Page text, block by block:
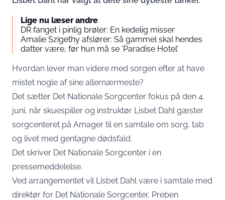
Lige nu læser andre
DR fanget i pinlig brøler: En kedelig misser
Amalie Szigethy afslører: Så gammel skal hendes
datter være, før hun må se ‘Paradise Hotel’
Hvordan lever man videre med sorgen efter at have
mistet nogle af sine allernærmeste?
Det sætter Det Nationale Sorgcenter fokus på den 4.
juni, når skuespiller og instruktør Lisbet Dahl gæster
sorgcenteret på Amager til en samtale om sorg, tab
og livet med gentagne dødsfald.
Det skriver Det Nationale Sorgcenter i en
pressemeddelelse.
Ved arrangementet vil Lisbet Dahl være i samtale med
direktør for Det Nationale Sorgcenter, Preben